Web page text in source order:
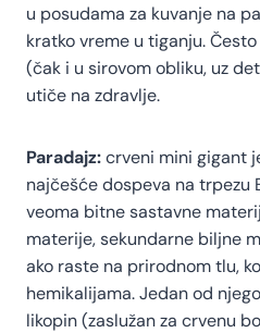
u posudama za kuvanje na
kratko vreme u tiganju.
(čak i u sirovom obliku, uz
utiče na zdravlje.
Paradajz:crveni mini gigant
najčešće dospeva na trpezu
veoma bitne sastavne
materije, sekundarne biljne
ako raste na prirodnom tlu,
hemikalijama. Jedan od
likopin (zaslužan za crvenu